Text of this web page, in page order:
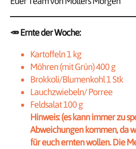
🥕Ernte der Woche:
Kartoffeln 1 kg
Möhren (mit Grün) 400 g
Brokkoli/Blumenkohl 1 Stk
Lauchzwiebeln/ Porree
Feldsalat 100 g
Hinweis: (es kann immer zu
Abweichungen kommen, da
für euch ernten wollen. Die